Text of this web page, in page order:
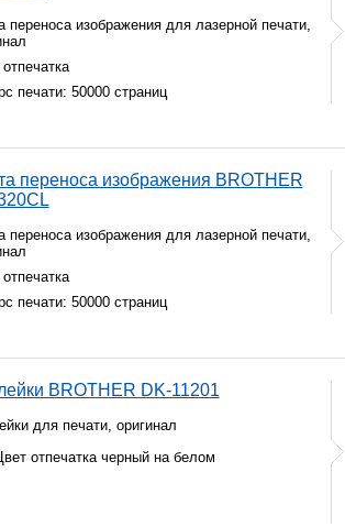
переноса изображения для лазерной печати,
печати: 50000 страниц
переноса изображения BROTHER
переноса изображения для лазерной печати,
печати: 50000 страниц
BROTHER DK-11201
для печати, оригинал
отпечатка черный на белом